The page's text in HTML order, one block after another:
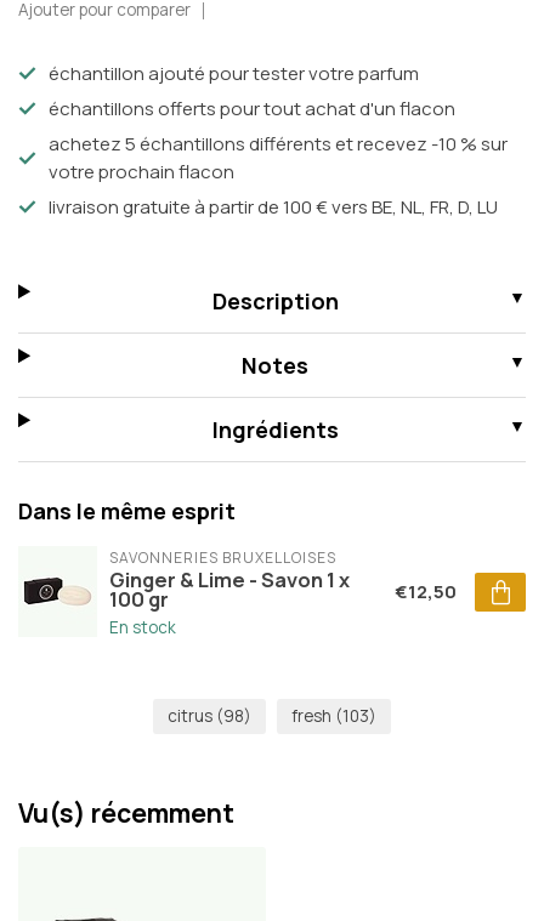
Ajouter pour comparer
échantillon ajouté pour tester votre parfum
échantillons offerts pour tout achat d'un flacon
achetez 5 échantillons différents et recevez -10 % sur
votre prochain flacon
livraison gratuite à partir de 100 € vers BE, NL, FR, D, LU
Description
Notes
Ingrédients
Dans le même esprit
SAVONNERIES BRUXELLOISES
Ginger & Lime - Savon 1 x
100 gr
En stock
€12,50
citrus (98) fresh (103)
Vu(s) récemment